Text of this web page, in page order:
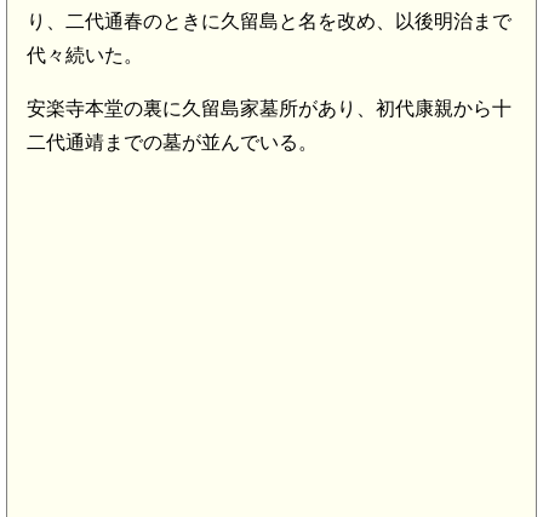
り、二代通春のときに久留島と名を改め、以後明治まで
代々続いた。
安楽寺本堂の裏に久留島家墓所があり、初代康親から十
二代通靖までの墓が並んでいる。